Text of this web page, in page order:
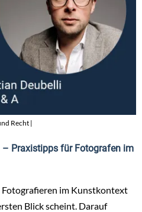
Recht |
Praxistipps für Fotografen im
im Kunstkontext
Blick scheint. Darauf